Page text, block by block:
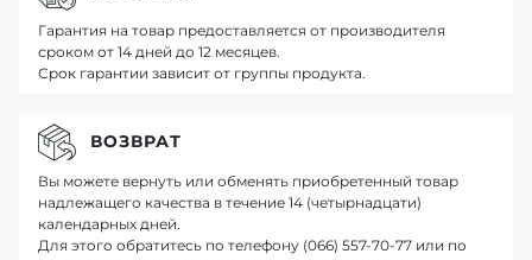
Гарантия на товар предоставляется от производителя
сроком от 14 дней до 12 месяцев.
Срок гарантии зависит от группы продукта.
ВОЗВРАТ
Вы можете вернуть или обменять приобретенный товар
надлежащего качества в течение 14 (четырнадцати)
календарных дней.
Для этого обратитесь по телефону (066) 557-70-77 или по